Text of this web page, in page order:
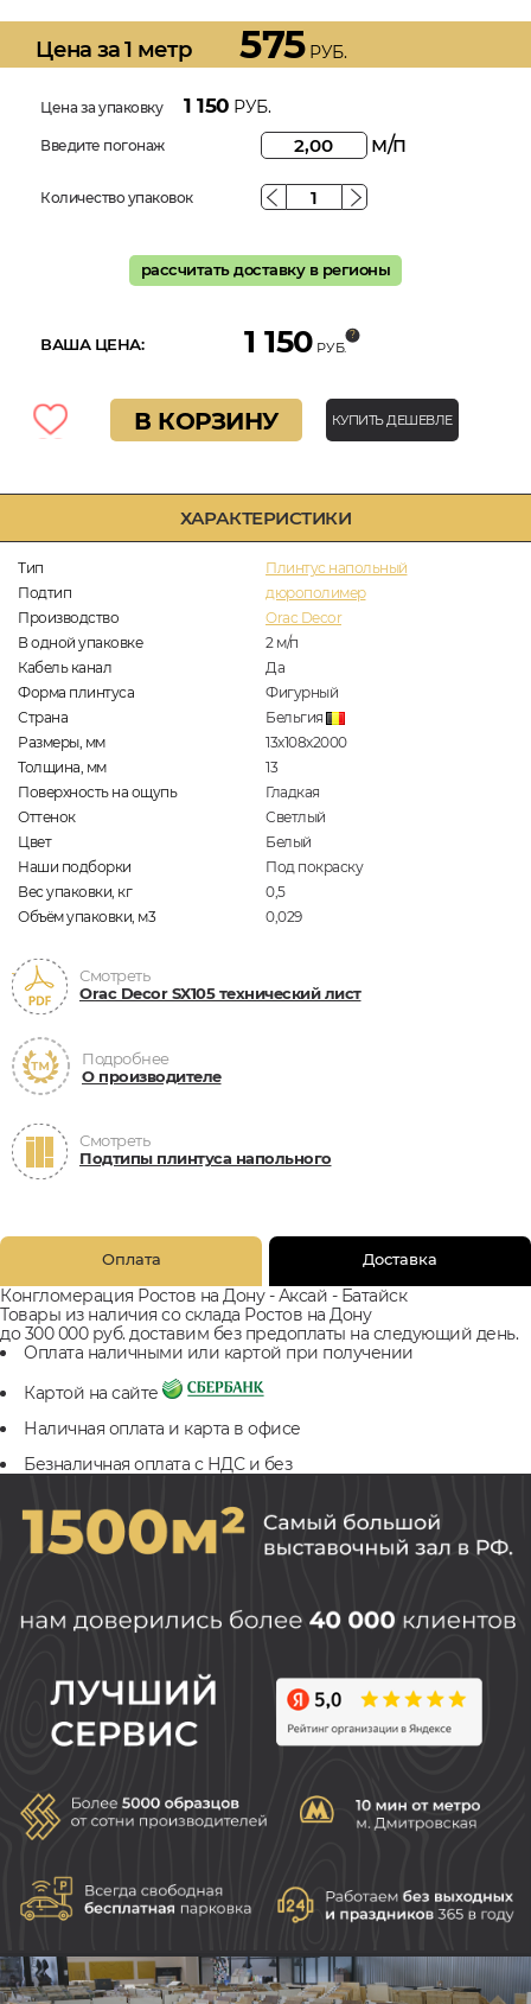
ХАРАКТЕРИСТИКИ
Тип
Плинтус напольный
Подтип
дюрополимер
Производство
Orac Decor
В одной упаковке
2 м/п
Кабель канал
Да
Форма плинтуса
Фигурный
Страна
Бельгия
Размеры, мм
13х108х2000
Толщина, мм
13
Поверхность на ощупь
Гладкая
Оттенок
Светлый
Цвет
Белый
Наши подборки
Под покраску
Вес упаковки, кг
0,5
Объём упаковки, м3
0,029
Смотреть
Orac Decor SX105 технический лист
Подробнее
О производителе
Смотреть
Подтипы плинтуса напольного
Цена за 1 метр 575РУБ.
Цена за упаковку 1 150 РУБ.
Введите погонаж м/п
Количество упаковок
рассчитать доставку в регионы
ВАША ЦЕНА: 1 150 РУБ.
В КОРЗИНУ КУПИТЬ ДЕШЕВЛЕ
Оплата Доставка
Конгломерация Ростов на Дону - Аксай - Батайск
Товары из наличия со склада Ростов на Дону
до 300 000 руб. доставим без предоплаты на следующий день.
Оплата наличными или картой при получении
Картой на сайте
Наличная оплата и карта в офисе
Безналичная оплата с НДС и без